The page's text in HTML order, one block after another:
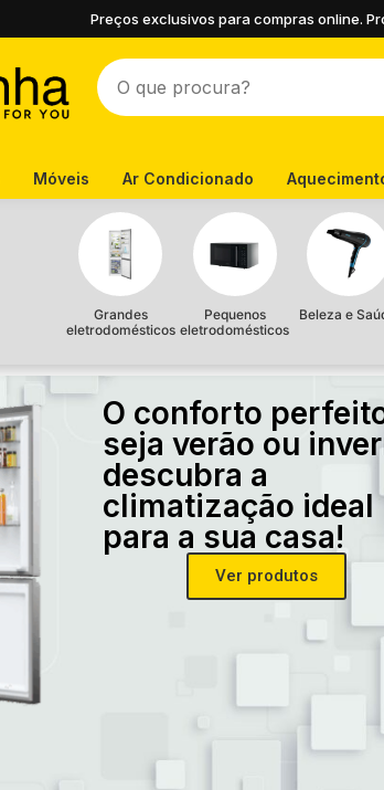
Preços exclusivos para compras online.
Móveis Ar Condicionado
Grandes
eletrodomésticos
Pequenos
eletrodomésticos
Beleza e
O conforto
seja verão ou
descubra a
climatização ideal
para a sua casa!
Ver produtos